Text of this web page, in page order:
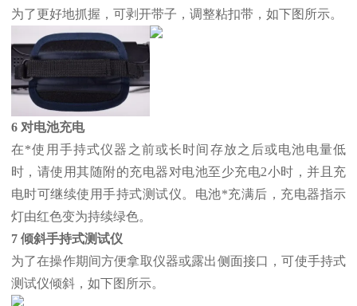
为了更好地抓握，可剥开带子，调整粘扣带，如下图所示。
6 对电池充电
在*使用手持式仪器之前或长时间存放之后或电池电量低
时，请使用其随附的充电器对电池至少充电2小时，并且充
电时可继续使用手持式测试仪。电池*充满后，充电器指示
灯由红色变为持续绿色。
7 倾斜手持式测试仪
为了在操作期间方便拿取仪器或露出侧面接口，可使手持式
测试仪倾斜，如下图所示。